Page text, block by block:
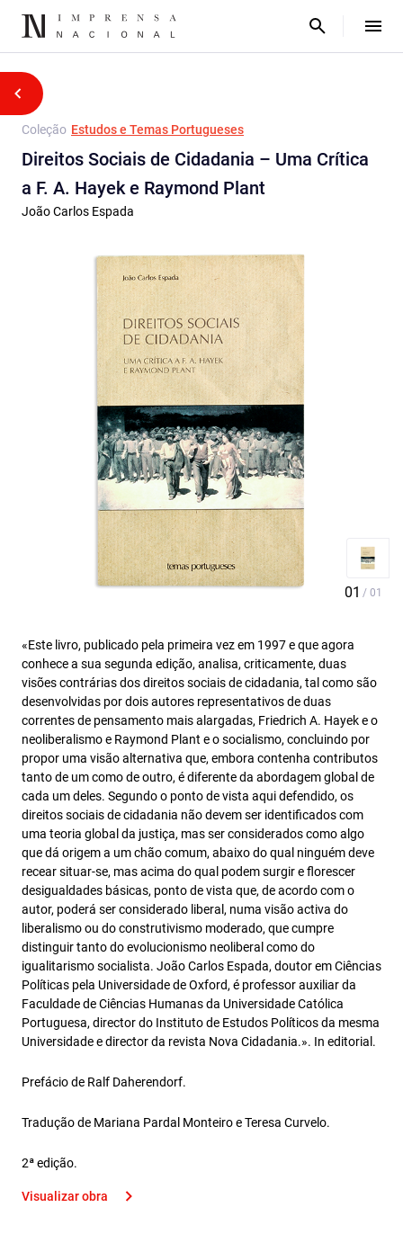
Coleção Estudos e Temas Portugueses
Direitos Sociais de Cidadania – Uma Crítica
a F. A. Hayek e Raymond Plant
João Carlos Espada
«Este livro, publicado pela primeira vez em 1997 e que agora
conhece a sua segunda edição, analisa, criticamente, duas
visões contrárias dos direitos sociais de cidadania, tal como são
desenvolvidas por dois autores representativos de duas
correntes de pensamento mais alargadas, Friedrich A. Hayek e o
neoliberalismo e Raymond Plant e o socialismo, concluindo por
propor uma visão alternativa que, embora contenha contributos
tanto de um como de outro, é diferente da abordagem global de
cada um deles. Segundo o ponto de vista aqui defendido, os
direitos sociais de cidadania não devem ser identificados com
uma teoria global da justiça, mas ser considerados como algo
que dá origem a um chão comum, abaixo do qual ninguém deve
recear situar-se, mas acima do qual podem surgir e florescer
desigualdades básicas, ponto de vista que, de acordo com o
autor, poderá ser considerado liberal, numa visão activa do
liberalismo ou do construtivismo moderado, que cumpre
distinguir tanto do evolucionismo neoliberal como do
igualitarismo socialista. João Carlos Espada, doutor em Ciências
Políticas pela Universidade de Oxford, é professor auxiliar da
Faculdade de Ciências Humanas da Universidade Católica
Portuguesa, director do Instituto de Estudos Políticos da mesma
Universidade e director da revista Nova Cidadania.». In editorial.
Prefácio de Ralf Daherendorf.
Tradução de Mariana Pardal Monteiro e Teresa Curvelo.
2ª edição.
Visualizar obra